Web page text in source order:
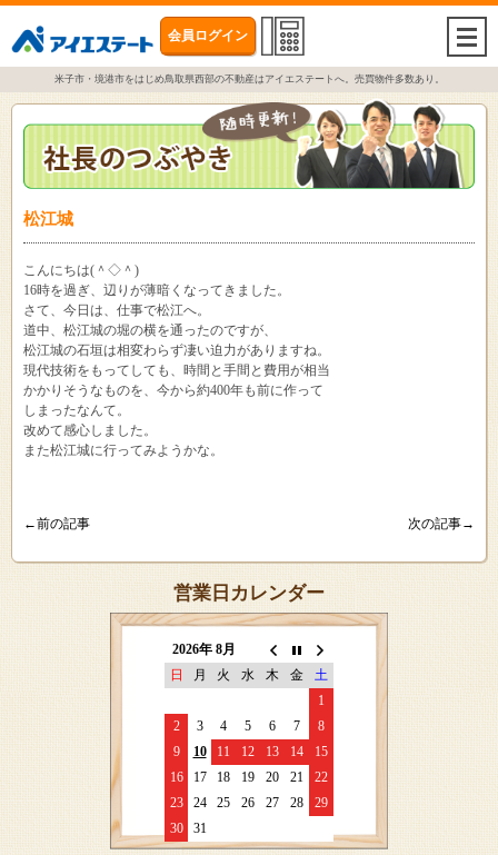
会員ログイン
米子市・境港市をはじめ鳥取県西部の不動産はアイエステートへ。売買物件多数あり。
松江城
こんにちは(＾◇＾)
16時を過ぎ、辺りが薄暗くなってきました。
さて、今日は、仕事で松江へ。
道中、松江城の堀の横を通ったのですが、
松江城の石垣は相変わらず凄い迫力がありますね。
現代技術をもってしても、時間と手間と費用が相当
かかりそうなものを、今から約400年も前に作って
しまったなんて。
改めて感心しました。
また松江城に行ってみようかな。
←前の記事 次の記事→
営業日カレンダー
2026年 8月
日
月 火 水 木 金
土
1
2
3 4 5 6 7
8
9
10 11 12 13 14
15
16
17 18 19 20 21
22
23
24 25 26 27 28
29
30
31